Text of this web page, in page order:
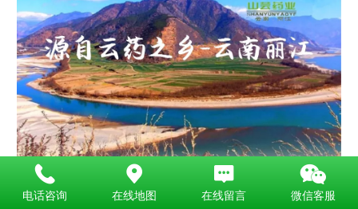
电话咨询 在线地图 在线留言 微信客服